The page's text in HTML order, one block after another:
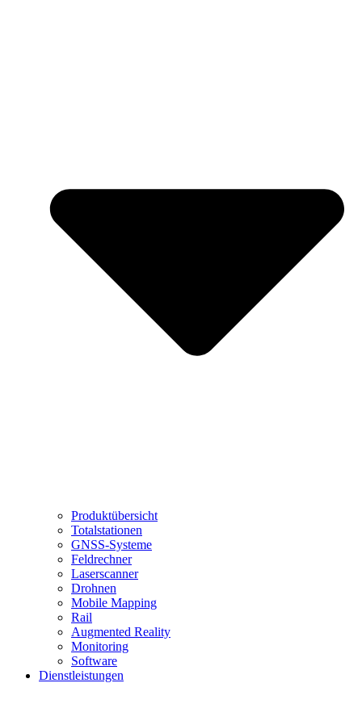
Produktübersicht
Totalstationen
GNSS-Systeme
Feldrechner
Laserscanner
Drohnen
Mobile Mapping
Rail
Augmented Reality
Monitoring
Software
Dienstleistungen